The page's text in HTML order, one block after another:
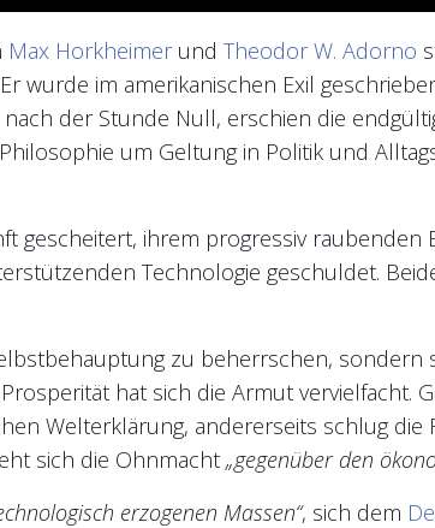
Max Horkheimer und Theodor W. Adorno
wurde im amerikanischen Exil
der Stunde Null, erschien die
um Geltung in Politik und
gescheitert, ihrem progressiv raubenden
Technologie geschuldet.
zu beherrschen, sondern
hat sich die Armut vervielfacht.
Welterklärung, andererseits schlug die
sich die Ohnmacht „gegenüber den
erzogenen Massen“, sich dem